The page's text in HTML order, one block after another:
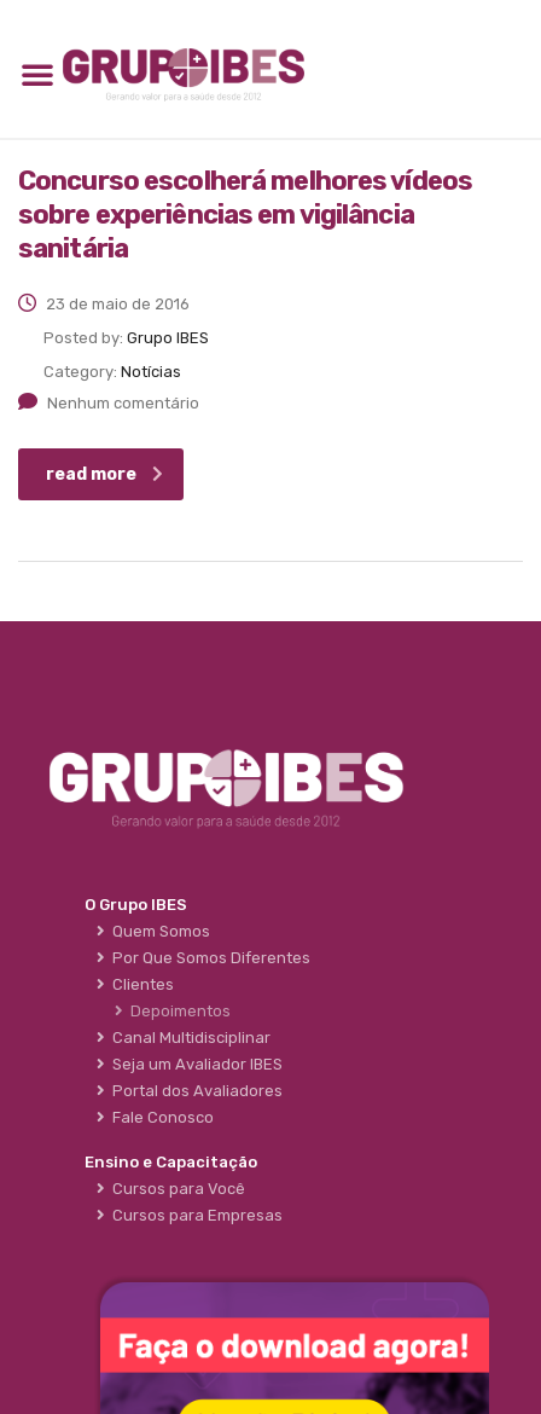
Concurso escolherá melhores vídeos
sobre experiências em vigilância
sanitária
23 de maio de 2016
Posted by: Grupo IBES
Category: Notícias
Nenhum comentário
read more
O Grupo IBES
Quem Somos
Por Que Somos Diferentes
Clientes
Depoimentos
Canal Multidisciplinar
Seja um Avaliador IBES
Portal dos Avaliadores
Fale Conosco
Ensino e Capacitação
Cursos para Você
Cursos para Empresas